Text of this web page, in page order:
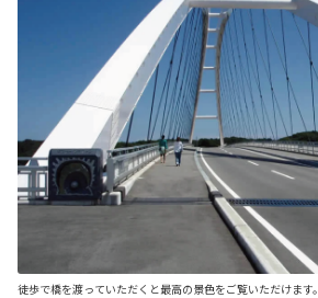
徒歩で橋を渡っていただくと最高の景色をご覧いただけます。